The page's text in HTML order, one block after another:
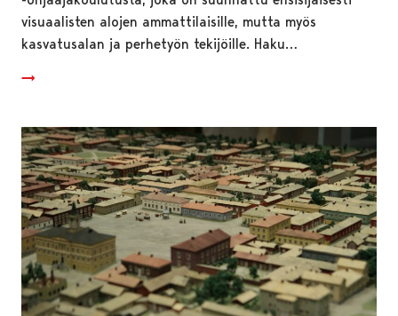
visuaalisten alojen ammattilaisille, mutta myös
kasvatusalan ja perhetyön tekijöille. Haku…